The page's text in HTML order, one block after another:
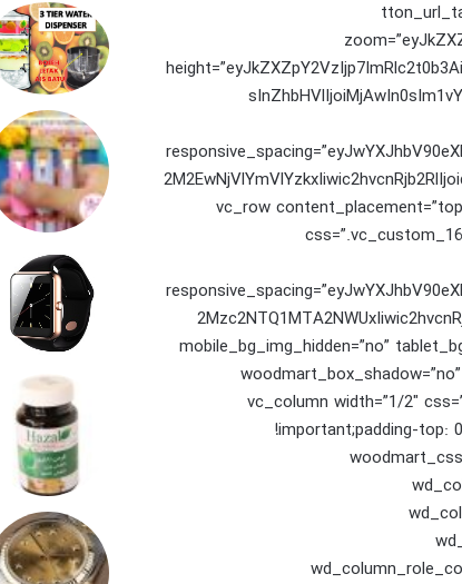
b2JpbGUiOnt9fX0=”][/woodmart_open_street_map][/vc_column][/vc_row][vc_row
mobile_bg_img_hidden=”no”
row_reverse_tablet=”0″][vc_column
!important;padding-top: